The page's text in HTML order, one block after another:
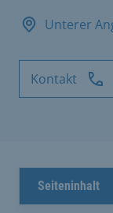
Unterer
Kontakt
Seiteninhalt